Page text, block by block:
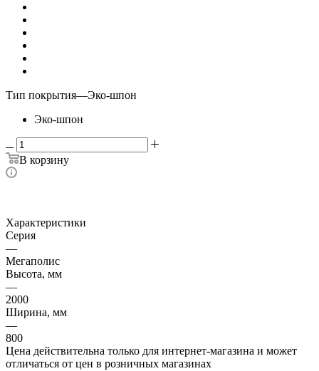
Тип покрытия—Эко-шпон
Эко-шпон
В корзину
Характеристики
Серия
—
Мегаполис
Высота, мм
—
2000
Ширина, мм
—
800
Цена действительна только для интернет-магазина и может
отличаться от цен в розничных магазинах